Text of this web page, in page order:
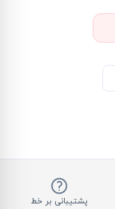
پشتیبانی بر خط